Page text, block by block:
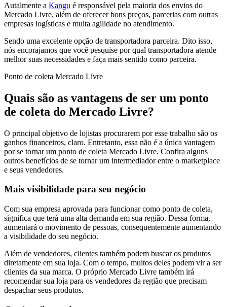
Autalmente a Kangu é responsável pela maioria dos envios do
Mercado Livre, além de oferecer bons preços, parcerias com outras
empresas logísticas e muita agilidade no atendimento.
Sendo uma excelente opção de transportadora parceira. Dito isso,
nós encorajamos que você pesquise por qual transportadora atende
melhor suas necessidades e faça mais sentido como parceira.
Ponto de coleta Mercado Livre
Quais são as vantagens de ser um ponto
de coleta do Mercado Livre?
O principal objetivo de lojistas procurarem por esse trabalho são os
ganhos financeiros, claro. Entretanto, essa não é a única vantagem
por se tornar um ponto de coleta Mercado Livre. Confira alguns
outros benefícios de se tornar um intermediador entre o marketplace
e seus vendedores.
Mais visibilidade para seu negócio
Com sua empresa aprovada para funcionar como ponto de coleta,
significa que terá uma alta demanda em sua região. Dessa forma,
aumentará o movimento de pessoas, consequentemente aumentando
a visibilidade do seu negócio.
Além de vendedores, clientes também podem buscar os produtos
diretamente em sua loja. Com o tempo, muitos deles podem vir a ser
clientes da sua marca. O próprio Mercado Livre também irá
recomendar sua loja para os vendedores da região que precisam
despachar seus produtos.